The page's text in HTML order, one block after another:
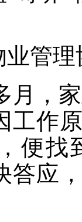
管
月，
工作
便找
答应